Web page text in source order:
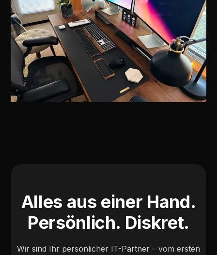
Alles aus einer Hand.
Persönlich. Diskret.
Wir sind Ihr persönlicher IT-Partner – vom ersten